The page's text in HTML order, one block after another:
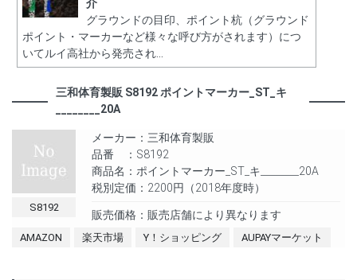
介
グラウンドの目印、ポイント杭（グラウンド
ポイント・マーカーなど様々な呼び方がされます）につ
いてルイ高社から発売され...
三和体育製販 S8192 ポイントマーカー_ST_キ
________20A
S8192
メーカー：三和体育製販
品番 ：S8192
商品名：ポイントマーカー_ST_キ________20A
税別定価：2200円（2018年度時）
販売価格：販売店舗により異なります
AMAZON 楽天市場 Y！ショッピング AUPAYマーケット